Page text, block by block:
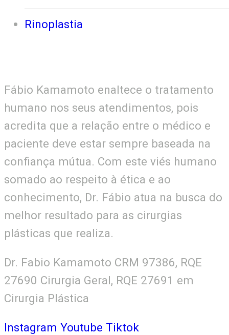
Rinoplastia
Fábio Kamamoto enaltece o tratamento
humano nos seus atendimentos, pois
acredita que a relação entre o médico e
paciente deve estar sempre baseada na
confiança mútua. Com este viés humano
somado ao respeito à ética e ao
conhecimento, Dr. Fábio atua na busca do
melhor resultado para as cirurgias
plásticas que realiza.
Dr. Fabio Kamamoto CRM 97386, RQE
27690 Cirurgia Geral, RQE 27691 em
Cirurgia Plástica
Instagram Youtube Tiktok